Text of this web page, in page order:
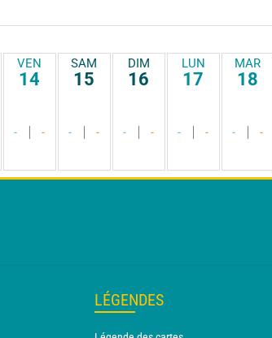
VEN
14
- -
SAM
15
- -
DIM
16
- -
LUN
17
- -
MAR
18
- -
LÉGENDES